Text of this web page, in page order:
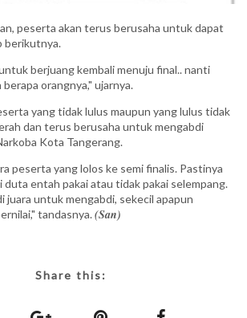
peserta akan terus berusaha untuk dapat
berikutnya.
berjuang kembali menuju final.. nanti
orangnya," ujarnya.
yang tidak lulus maupun yang lulus tidak
dan terus berusaha untuk mengabdi
Kota Tangerang.
peserta yang lolos ke semi finalis. Pastinya
duta entah pakai atau tidak pakai selempang.
juara untuk mengabdi, sekecil apapun
tandasnya.(San)
Share this: